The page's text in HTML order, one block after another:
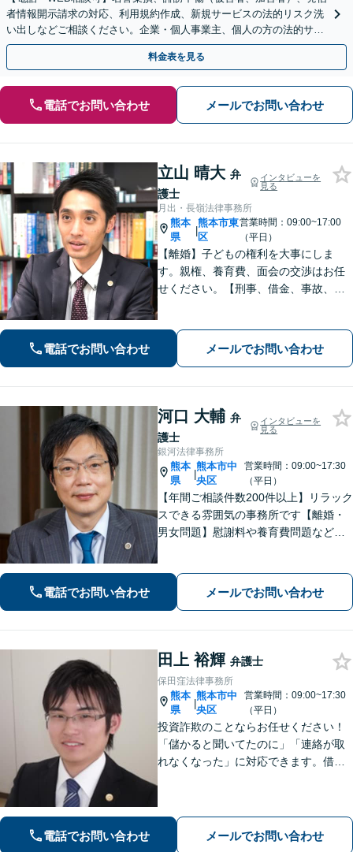
者情報開示請求の対応、利用規約作成、新規サービスの法的リスク洗
い出しなどご相談ください。企業・個人事業主、個人の方の法的サポ
ートをいたします【スポット相談可】
料金表を見る
電話でお問い合わせ メールでお問い合わせ
立山 晴大 弁
護士
インタビューを
見る
月出・長嶺法律事務所
熊本
県
|
熊本市東
区
営業時間：09:00~17:00
（平日）
【離婚】子どもの権利を大事にしま
す。親権、養育費、面会の交渉はお任
せください。【刑事、借金、事故、労
いは豊富な経験あり。
電話でお問い合わせ メールでお問い合わせ
河口 大輔 弁
護士
インタビューを
見る
銀河法律事務所
熊本
県
|
熊本市中
央区
営業時間：09:00~17:30
（平日）
【年間ご相談件数200件以上】リラック
スできる雰囲気の事務所です【離婚・
男女問題】慰謝料や養育費問題など
務・過払い金】債務問題にスピーディ
に対応。過払い金も多額の回収実績
電話でお問い合わせ メールでお問い合わせ
田上 裕輝 弁護士
保田窪法律事務所
熊本
県
|
熊本市中
央区
営業時間：09:00~17:30
（平日）
投資詐欺のことならお任せください！
「儲かると聞いてたのに」「連絡が取
れなくなった」に対応できます。借
電話でお問い合わせ メールでお問い合わせ